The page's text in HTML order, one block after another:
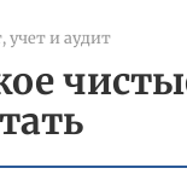
учет и аудит